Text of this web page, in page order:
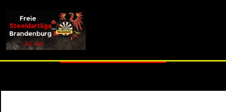
info (at) fsdl-brandenburg.de
2. Liga C - Spieltag 14
Zurück zur Übersicht